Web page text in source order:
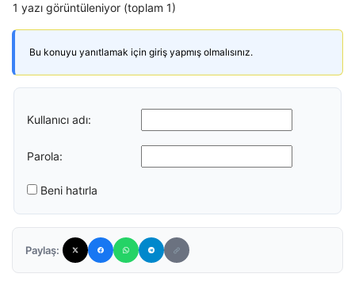
1 yazı görüntüleniyor (toplam 1)
Bu konuyu yanıtlamak için giriş yapmış olmalısınız.
Kullanıcı adı:
Parola:
Beni hatırla
Paylaş: